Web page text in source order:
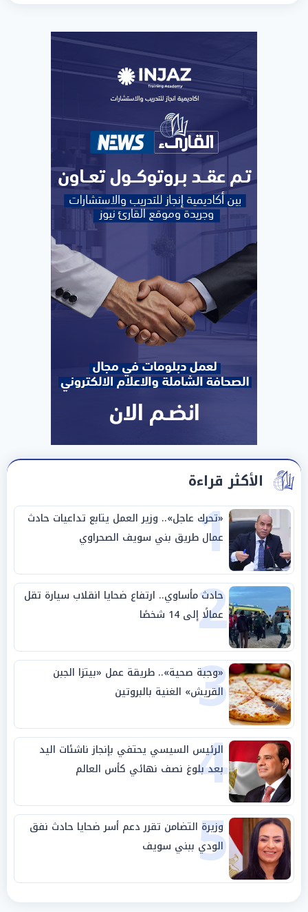
الأكثر قراءة
1
«تحرك عاجل».. وزير العمل يتابع تداعيات حادث
عمال طريق بني سويف الصحراوي
2
حادث مأساوي.. ارتفاع ضحايا انقلاب سيارة تقل
عمالًا إلى 14 شخصًا
3
«وجبة صحية».. طريقة عمل «بيتزا الجبن
القريش» الغنية بالبروتين
4
الرئيس السيسي يحتفي بإنجاز ناشئات اليد
بعد بلوغ نصف نهائي كأس العالم
5
وزيرة التضامن تقرر دعم أسر ضحايا حادث نفق
الودي ببني سويف